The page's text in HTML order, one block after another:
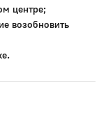
центре;
возобновить